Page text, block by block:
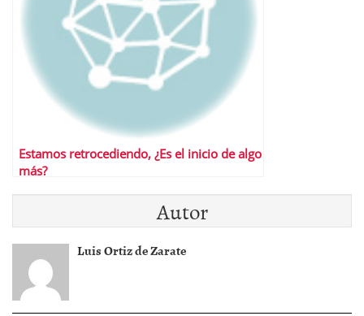
Estamos retrocediendo, ¿Es el inicio de algo
más?
Autor
Luis Ortiz de Zarate